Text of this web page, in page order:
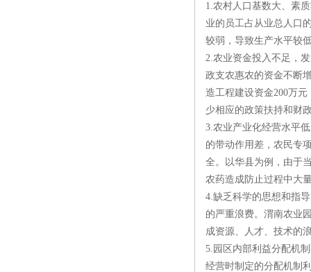
1.农村人口基数大、素
业的员工占从业总人口
较弱，导致生产水平较
2.农业资金投入不足，
政支农惠农的资金不断
造工程建设资金200万
少相应的政策扶持和财
3.农业产业化经营水平
的带动作用差，农民专
全。以华县为例，由于
农药造成防止过程中大
4.缺乏科学的思想和指
的严重浪费。渭南农业
成资源、人才、技术的
5.园区内部利益分配机
经营时制定的分配机制